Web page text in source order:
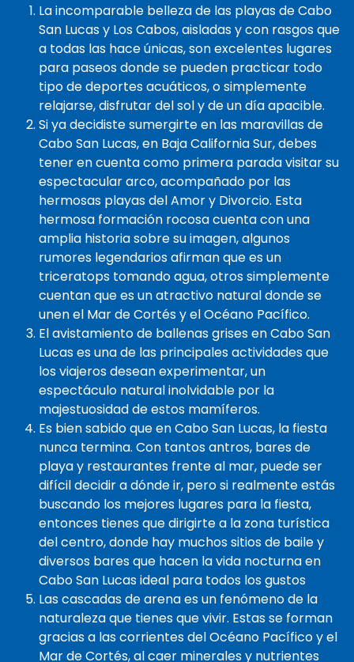
La incomparable belleza de las playas de Cabo
San Lucas y Los Cabos, aisladas y con rasgos que
a todas las hace únicas, son excelentes lugares
para paseos donde se pueden practicar todo
tipo de deportes acuáticos, o simplemente
relajarse, disfrutar del sol y de un día apacible.
Si ya decidiste sumergirte en las maravillas de
Cabo San Lucas, en Baja California Sur, debes
tener en cuenta como primera parada visitar su
espectacular arco, acompañado por las
hermosas playas del Amor y Divorcio. Esta
hermosa formación rocosa cuenta con una
amplia historia sobre su imagen, algunos
rumores legendarios afirman que es un
triceratops tomando agua, otros simplemente
cuentan que es un atractivo natural donde se
unen el Mar de Cortés y el Océano Pacífico.
El avistamiento de ballenas grises en Cabo San
Lucas es una de las principales actividades que
los viajeros desean experimentar, un
espectáculo natural inolvidable por la
majestuosidad de estos mamíferos.
Es bien sabido que en Cabo San Lucas, la fiesta
nunca termina. Con tantos antros, bares de
playa y restaurantes frente al mar, puede ser
difícil decidir a dónde ir, pero si realmente estás
buscando los mejores lugares para la fiesta,
entonces tienes que dirigirte a la zona turística
del centro, donde hay muchos sitios de baile y
diversos bares que hacen la vida nocturna en
Cabo San Lucas ideal para todos los gustos
Las cascadas de arena es un fenómeno de la
naturaleza que tienes que vivir. Estas se forman
gracias a las corrientes del Océano Pacífico y el
Mar de Cortés, al caer minerales y nutrientes